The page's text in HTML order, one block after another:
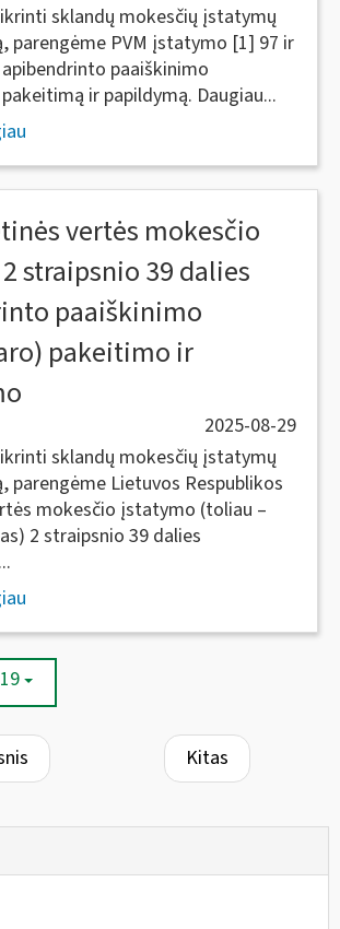
sklandų mokesčių įstatymų
parengėme PVM įstatymo [1] 97 ir
paaiškinimo
ir papildymą. Daugiau...
vertės mokesčio
straipsnio 39 dalies
paaiškinimo
pakeitimo ir
2025-08-29
sklandų mokesčių įstatymų
parengėme Lietuvos Respublikos
mokesčio įstatymo (toliau –
2 straipsnio 39 dalies
Kitas